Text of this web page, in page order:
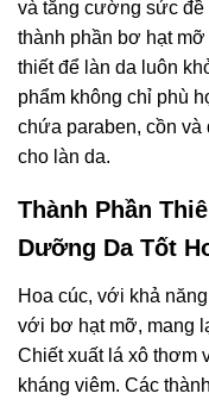
và tăng cường sức đề
thành phần bơ hạt
thiết để làn da luôn
phẩm không chỉ phù
chứa paraben, cồn và
cho làn da.
Thành Phần
Dưỡng Da Tốt
Hoa cúc, với khả
với bơ hạt mỡ, mang
Chiết xuất lá xô thơm
kháng viêm. Các